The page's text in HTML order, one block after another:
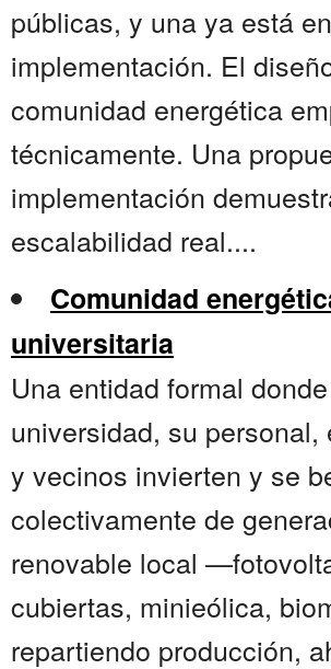
públicas, y una ya está
implementación. El
comunidad energética
técnicamente. Una
implementación
escalabilidad real....
Comunidad
universitaria
Una entidad formal
universidad, su personal,
y vecinos invierten y se
colectivamente de
renovable local
cubiertas, minieólica,
repartiendo producción,